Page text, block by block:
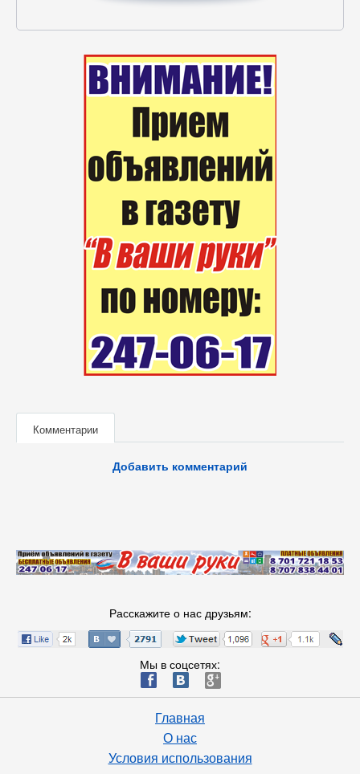
Комментарии
Добавить комментарий
Расскажите о нас друзьям:
Мы в соцсетях:
ä æ è
Главная
О нас
Условия использования